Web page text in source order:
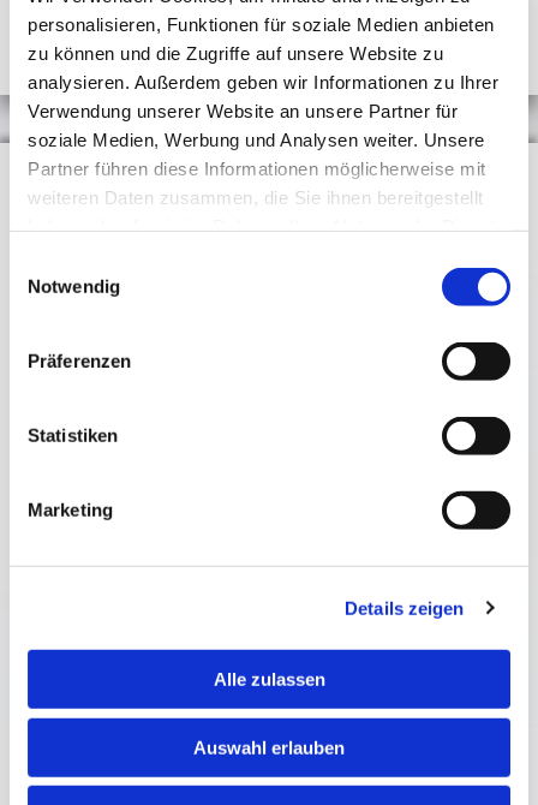
personalisieren, Funktionen für soziale Medien anbieten
zu können und die Zugriffe auf unsere Website zu
analysieren. Außerdem geben wir Informationen zu Ihrer
Verwendung unserer Website an unsere Partner für
soziale Medien, Werbung und Analysen weiter. Unsere
Partner führen diese Informationen möglicherweise mit
weiteren Daten zusammen, die Sie ihnen bereitgestellt
Notwendig
Präferenzen
Statistiken
Marketing
Details zeigen
Alle zulassen
Auswahl erlauben
Sollten Sie unter Parodontitis leiden, ist die Maintal-Praxis
unsere moderne Zahnheilkunde und neuste
Behandlungsmethoden können wir die Krankheit
fachgerecht und bestmöglich in den Griff bekommen.
Unser Vorgehen bei der Behandlung hängt von der
Intensität des Verlaufes ab. Ist dieParodontitis im